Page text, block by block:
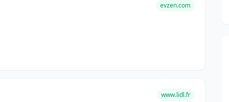
evzen.com
www.lidl.fr